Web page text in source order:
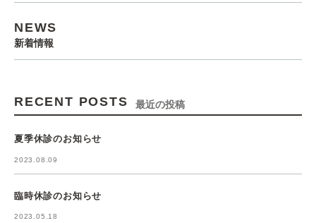
NEWS
新着情報
RECENT POSTS 最近の投稿
夏季休診のお知らせ
2023.08.09
臨時休診のお知らせ
2023.05.18